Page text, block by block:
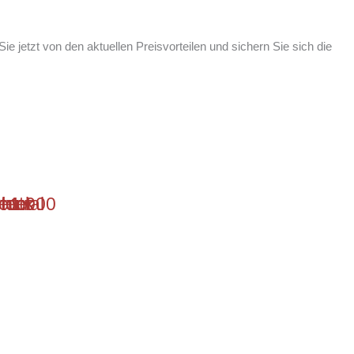
jetzt von den aktuellen Preisvorteilen und sichern Sie sich die
1.000